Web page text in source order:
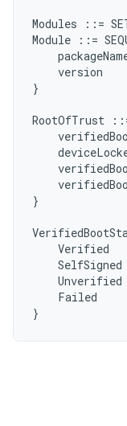
Modules ::=
Module ::=
version
}
RootOfTrust ::=
}
Verified
SelfSigned
Unverified
Failed